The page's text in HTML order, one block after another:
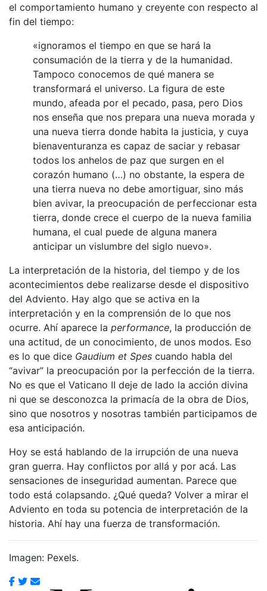
el comportamiento humano y creyente con respecto al
fin del tiempo:
«ignoramos el tiempo en que se hará la
consumación de la tierra y de la humanidad.
Tampoco conocemos de qué manera se
transformará el universo. La figura de este
mundo, afeada por el pecado, pasa, pero Dios
nos enseña que nos prepara una nueva morada y
una nueva tierra donde habita la justicia, y cuya
bienaventuranza es capaz de saciar y rebasar
todos los anhelos de paz que surgen en el
corazón humano (…) no obstante, la espera de
una tierra nueva no debe amortiguar, sino más
bien avivar, la preocupación de perfeccionar esta
tierra, donde crece el cuerpo de la nueva familia
humana, el cual puede de alguna manera
anticipar un vislumbre del siglo nuevo».
La interpretación de la historia, del tiempo y de los
acontecimientos debe realizarse desde el dispositivo
del Adviento. Hay algo que se activa en la
interpretación y en la comprensión de lo que nos
ocurre. Ahí aparece la performance, la producción de
una actitud, de un conocimiento, de unos modos. Eso
es lo que dice Gaudium et Spes cuando habla del
“avivar” la preocupación por la perfección de la tierra.
No es que el Vaticano II deje de lado la acción divina
ni que se desconozca la primacía de la obra de Dios,
sino que nosotros y nosotras también participamos de
esa anticipación.
Hoy se está hablando de la irrupción de una nueva
gran guerra. Hay conflictos por allá y por acá. Las
sensaciones de inseguridad aumentan. Parece que
todo está colapsando. ¿Qué queda? Volver a mirar el
Adviento en toda su potencia de interpretación de la
historia. Ahí hay una fuerza de transformación.
Imagen: Pexels.